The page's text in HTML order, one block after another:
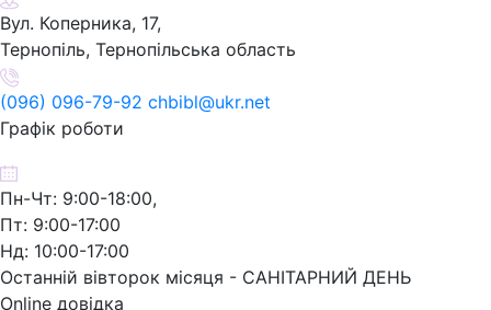
Вул. Коперника, 17,
Тернопіль, Тернопільська область
(096) 096-79-92 chbibl@ukr.net
Графік роботи
Пн-Чт: 9:00-18:00,
Пт: 9:00-17:00
Нд: 10:00-17:00
Останній вівторок місяця - САНІТАРНИЙ ДЕНЬ
Online довідка